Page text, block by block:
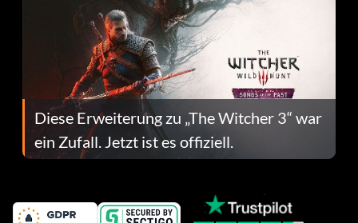
Diese Erweiterung zu „The Witcher 3“ war
ein Zufall. Jetzt ist es offiziell.